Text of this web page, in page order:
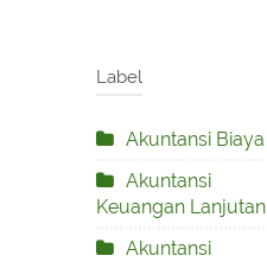
Label
Akuntansi Biaya
Akuntansi
Keuangan Lanjutan
Akuntansi